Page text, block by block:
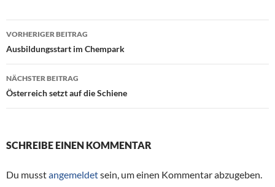
Beitragsnavigation
VORHERIGER BEITRAG
Ausbildungsstart im Chempark
NÄCHSTER BEITRAG
Österreich setzt auf die Schiene
SCHREIBE EINEN KOMMENTAR
Du musstangemeldetsein, um einen Kommentar abzugeben.